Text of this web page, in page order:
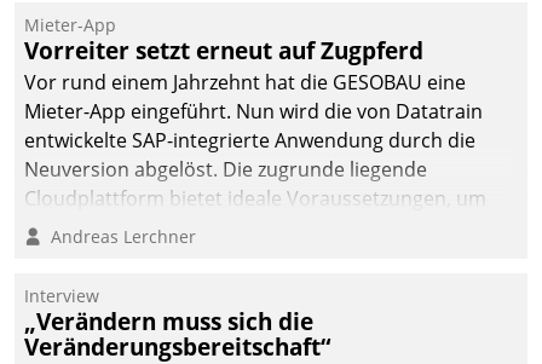
Die monatlichen
Mitteilungen zum
Heizungs- und
Wasserverbrauch gehen
automatisiert, vollständig
und auf Wunsch über
mehrere zuvor
Kommunikationswege bei
Mieter-App
Vorreiter setzt erneut auf Zugpferd
Vor rund einem Jahrzehnt hat die GESOBAU eine
Mieter-App eingeführt. Nun wird die von Datatrain
entwickelte SAP-integrierte Anwendung durch die
Neuversion abgelöst. Die zugrunde liegende
Cloudplattform bietet ideale Voraussetzungen, um
die Funktionalität der App zu erweitern und weitere
integrieren.
Andreas Lerchner
Interview
„Verändern muss sich die
Veränderungsbereitschaft“